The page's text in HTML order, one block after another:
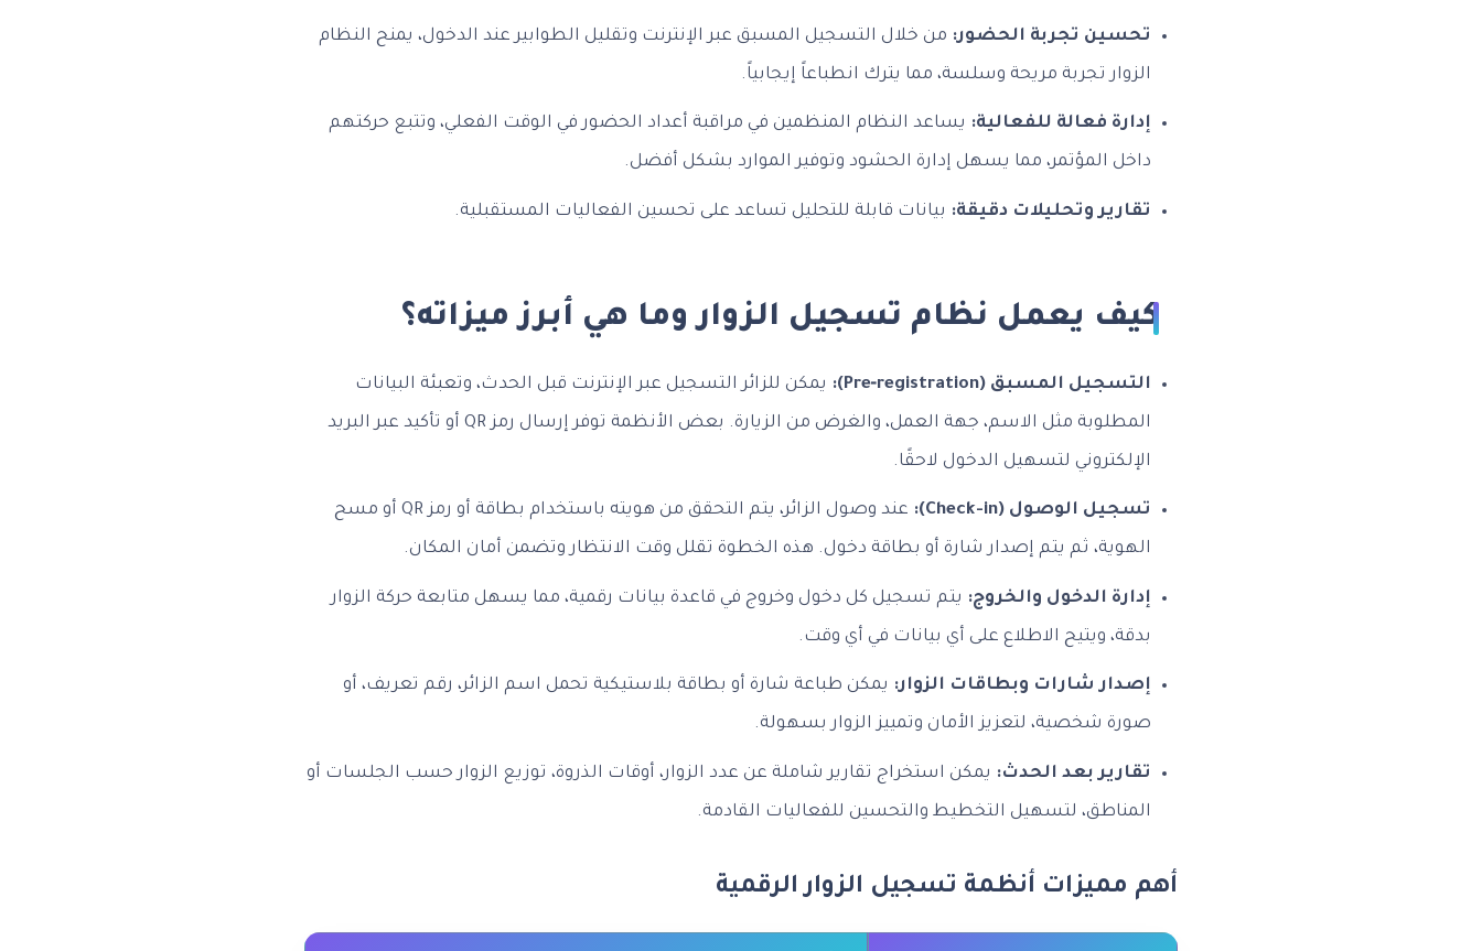
تحسين تجربة الحضور: من خلال التسجيل المسبق عبر الإنترنت وتقليل الطوابير عند الدخول، يمنح النظام
الزوار تجربة مريحة وسلسة، مما يترك انطباعاً إيجابياً.
إدارة فعالة للفعالية: يساعد النظام المنظمين في مراقبة أعداد الحضور في الوقت الفعلي، وتتبع حركتهم
داخل المؤتمر، مما يسهل إدارة الحشود وتوفير الموارد بشكل أفضل.
تقارير وتحليلات دقيقة: بيانات قابلة للتحليل تساعد على تحسين الفعاليات المستقبلية.
كيف يعمل نظام تسجيل الزوار وما هي أبرز ميزاته؟
التسجيل المسبق (Pre‑registration): يمكن للزائر التسجيل عبر الإنترنت قبل الحدث، وتعبئة البيانات
المطلوبة مثل الاسم، جهة العمل، والغرض من الزيارة. بعض الأنظمة توفر إرسال رمز QR أو تأكيد عبر البريد
الإلكتروني لتسهيل الدخول لاحقًا.
تسجيل الوصول (Check-in): عند وصول الزائر، يتم التحقق من هويته باستخدام بطاقة أو رمز QR أو مسح
الهوية، ثم يتم إصدار شارة أو بطاقة دخول. هذه الخطوة تقلل وقت الانتظار وتضمن أمان المكان.
إدارة الدخول والخروج: يتم تسجيل كل دخول وخروج في قاعدة بيانات رقمية، مما يسهل متابعة حركة الزوار
بدقة، ويتيح الاطلاع على أي بيانات في أي وقت.
إصدار شارات وبطاقات الزوار: يمكن طباعة شارة أو بطاقة بلاستيكية تحمل اسم الزائر، رقم تعريف، أو
صورة شخصية، لتعزيز الأمان وتمييز الزوار بسهولة.
تقارير بعد الحدث: يمكن استخراج تقارير شاملة عن عدد الزوار، أوقات الذروة، توزيع الزوار حسب الجلسات أو
المناطق، لتسهيل التخطيط والتحسين للفعاليات القادمة.
أهم مميزات أنظمة تسجيل الزوار الرقمية